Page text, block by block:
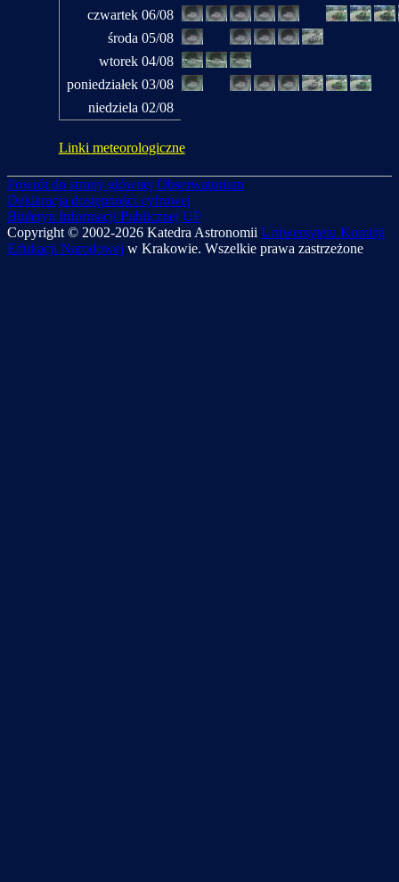
czwartek 06/08
środa 05/08
wtorek 04/08
poniedziałek 03/08
niedziela 02/08
Linki meteorologiczne
Powrót do strony głównej Obserwatorium
Deklaracja dostępności cyfrowej
Biuletyn Informacji Publicznej UP
Copyright © 2002-2026 Katedra Astronomii Uniwersytetu Komisji
Edukacji Narodowej w Krakowie. Wszelkie prawa zastrzeżone